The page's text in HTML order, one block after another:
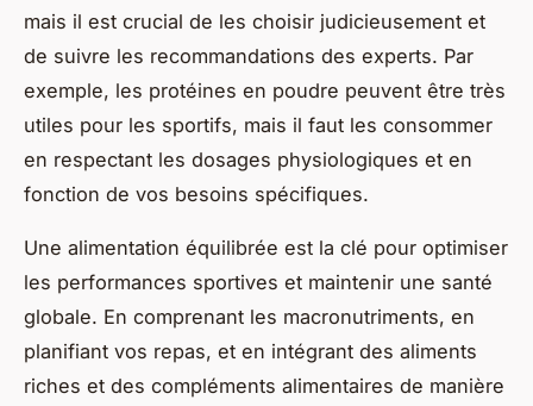
mais il est crucial de les choisir judicieusement et
de suivre les recommandations des experts. Par
exemple, les protéines en poudre peuvent être très
utiles pour les sportifs, mais il faut les consommer
en respectant les dosages physiologiques et en
fonction de vos besoins spécifiques.
Une alimentation équilibrée est la clé pour optimiser
les performances sportives et maintenir une santé
globale. En comprenant les macronutriments, en
planifiant vos repas, et en intégrant des aliments
riches et des compléments alimentaires de manière